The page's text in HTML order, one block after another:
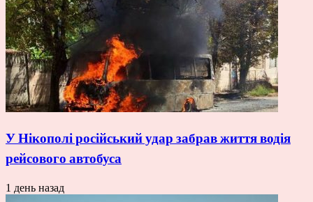
У Нікополі російський удар забрав життя водія
рейсового автобуса
1 день назад